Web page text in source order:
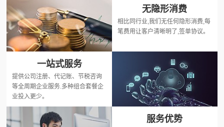
无隐形消费
相比同行业,我们无任何隐形消费,每
笔费用让客户清晰明了,签单协议。
一站式服务
提供公司注册、代记账、节税咨询
等全周期企业服务.多种组合套餐企
业投入更少。
服务优势